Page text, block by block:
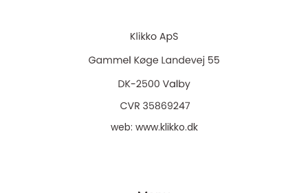
web: www.klikko.dk